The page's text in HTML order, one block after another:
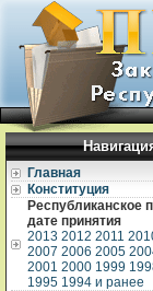
Главная
Конституция
Республиканское
дате принятия
2013 2012 2011
2007 2006 2005
2001 2000 1999
1995 1994 и ранее